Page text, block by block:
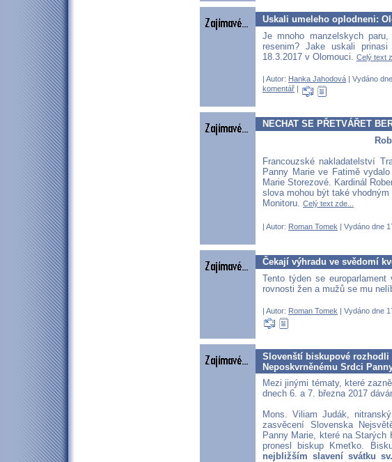
Uskali umeleho oplodneni:
Je mnoho manzelskych
resenim? Jake uskali
18.3.2017 v Olomouci.
Celý text
| Autor: Hanka Jahodová | Vydáno
komentář |
NECHAT SE PŘETVÁŘET
Francouzské nakladatelství
Panny Marie ve Fatimě
Marie Storezové. Kardinál
slova mohou být také
Monitoru.
Celý text zde...
| Autor: Roman Tomek | Vydáno dne
Čekají výhradu ve svědomí
Tento týden se
rovnosti žen a mužů se mu
| Autor: Roman Tomek | Vydáno dne
Slovenští biskupové rozhodli
Neposkvrněnému Srdci
Mezi jinými tématy, které
dnech 6. a 7. března 2017
Mons. Viliam Judák,
zasvěcení Slovenska
Panny Marie, které na
pronesl biskup Kmeťko.
nejbližším slavení svátku